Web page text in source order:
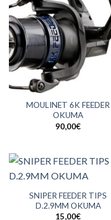
MOULINET 6K FEEDER
OKUMA
90,00€
SNIPER FEEDER TIPS
D.2.9MM OKUMA
15,00€